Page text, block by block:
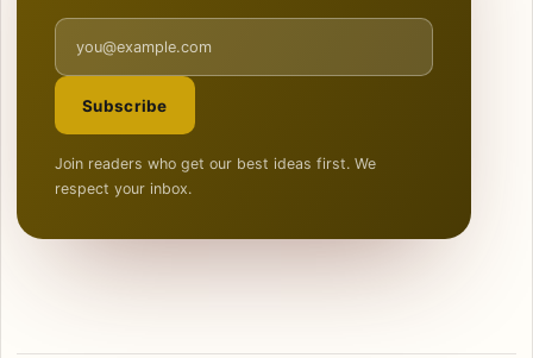
Email address
Subscribe
Join readers who get our best ideas first. We
respect your inbox.